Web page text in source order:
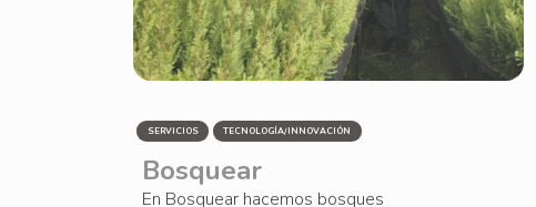
SERVICIOS TECNOLOGÍA/INNOVACIÓN
Bosquear
En Bosquear hacemos bosques